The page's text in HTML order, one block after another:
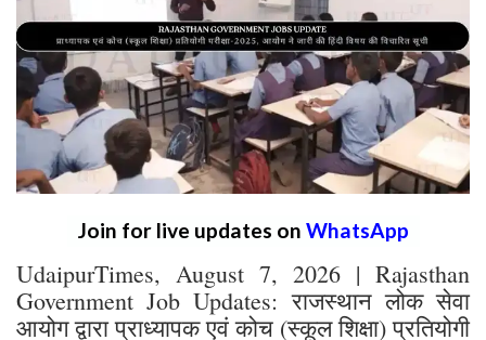
Join for live updates on WhatsApp
UdaipurTimes, August 7, 2026 | Rajasthan
Government Job Updates: राजस्थान लोक सेवा
आयोग द्वारा प्राध्यापक एवं कोच (स्कूल शिक्षा) प्रतियोगी